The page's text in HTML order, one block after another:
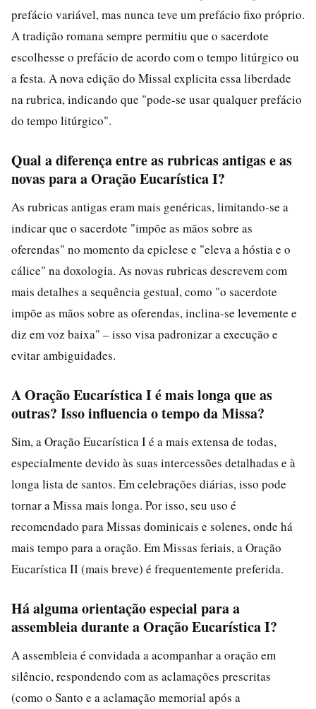
prefácio variável, mas nunca teve um prefácio fixo próprio.
A tradição romana sempre permitiu que o sacerdote
escolhesse o prefácio de acordo com o tempo litúrgico ou
a festa. A nova edição do Missal explicita essa liberdade
na rubrica, indicando que "pode-se usar qualquer prefácio
do tempo litúrgico".
Qual a diferença entre as rubricas antigas e as
novas para a Oração Eucarística I?
As rubricas antigas eram mais genéricas, limitando-se a
indicar que o sacerdote "impõe as mãos sobre as
oferendas" no momento da epiclese e "eleva a hóstia e o
cálice" na doxologia. As novas rubricas descrevem com
mais detalhes a sequência gestual, como "o sacerdote
impõe as mãos sobre as oferendas, inclina-se levemente e
diz em voz baixa" – isso visa padronizar a execução e
evitar ambiguidades.
A Oração Eucarística I é mais longa que as
outras? Isso influencia o tempo da Missa?
Sim, a Oração Eucarística I é a mais extensa de todas,
especialmente devido às suas intercessões detalhadas e à
longa lista de santos. Em celebrações diárias, isso pode
tornar a Missa mais longa. Por isso, seu uso é
recomendado para Missas dominicais e solenes, onde há
mais tempo para a oração. Em Missas feriais, a Oração
Eucarística II (mais breve) é frequentemente preferida.
Há alguma orientação especial para a
assembleia durante a Oração Eucarística I?
A assembleia é convidada a acompanhar a oração em
silêncio, respondendo com as aclamações prescritas
(como o Santo e a aclamação memorial após a